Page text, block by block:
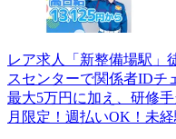
レア求人「新整備場駅」
スセンターで関係者IDチ
最大5万円に加え、研修
月限定！週払いOK！未経